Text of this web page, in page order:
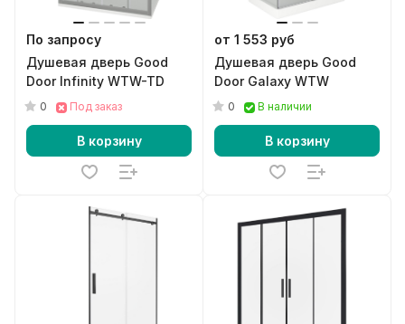
По запросу
Душевая дверь Good
Door Infinity WTW-TD
0 Под заказ
В корзину
от 1 553 руб
Душевая дверь Good
Door Galaxy WTW
0 В наличии
В корзину